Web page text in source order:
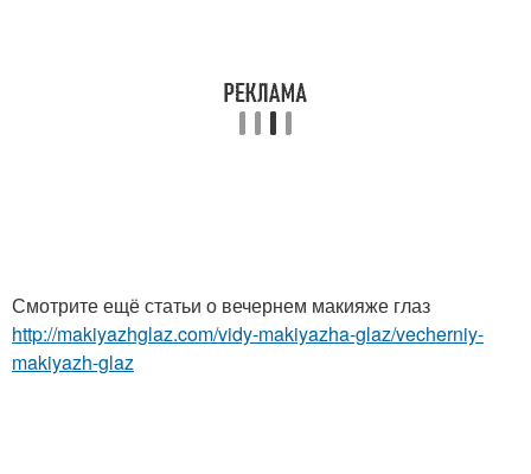
Смотрите ещё статьи о вечернем макияже глаз
http://makiyazhglaz.com/vidy-makiyazha-glaz/vecherniy-
makiyazh-glaz